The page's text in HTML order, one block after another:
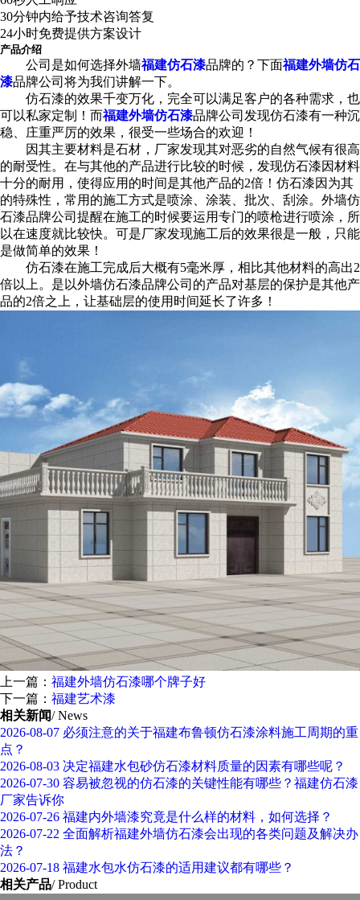
30分钟内给予技术咨询答复
24小时免费提供方案设计
产品介绍
公司是如何选择外墙福建仿石漆品牌的？下面福建外墙仿石
漆品牌公司将为我们讲解一下。
仿石漆的效果千变万化，完全可以满足客户的各种需求，也
可以私家定制！而福建外墙仿石漆品牌公司发现仿石漆有一种沉
稳、庄重严厉的效果，很受一些场合的欢迎！
因其主要材料是石材，厂家发现其对恶劣的自然气候有很高
的耐受性。在与其他的产品进行比较的时候，发现仿石漆因材料
十分的耐用，使得应用的时间是其他产品的2倍！仿石漆因为其
的特殊性，常用的施工方式是喷涂、涂装、批次、刮涂。外墙仿
石漆品牌公司提醒在施工的时候要运用专门的喷枪进行喷涂，所
以在速度就比较快。可是厂家发现施工后的效果很是一般，只能
是做简单的效果！
仿石漆在施工完成后大概有5毫米厚，相比其他材料的高出2
倍以上。是以外墙仿石漆品牌公司的产品对基层的保护是其他产
品的2倍之上，让基础层的使用时间延长了许多！
上一篇： 福建外墙仿石漆哪个牌子好
下一篇： 福建艺术漆
相关新闻/ News
2026-08-07 必须注意的关于福建布鲁顿仿石漆涂料施工周期的重
点？
2026-08-03 决定福建水包砂仿石漆材料质量的因素有哪些呢？
2026-07-30 容易被忽视的仿石漆的关键性能有哪些？福建仿石漆
厂家告诉你
2026-07-26 福建内外墙漆究竟是什么样的材料，如何选择？
2026-07-22 全面解析福建外墙仿石漆会出现的各类问题及解决办
法？
2026-07-18 福建水包水仿石漆的适用建议都有哪些？
相关产品/ Product